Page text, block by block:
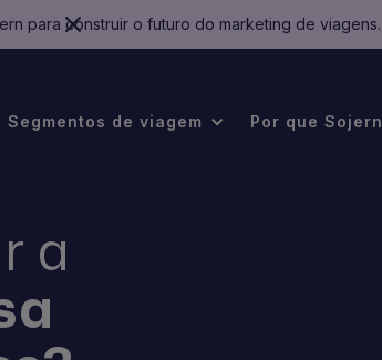
para construir o futuro do marketing de viagens.
Segmentos de viagem Por que Sojern
a